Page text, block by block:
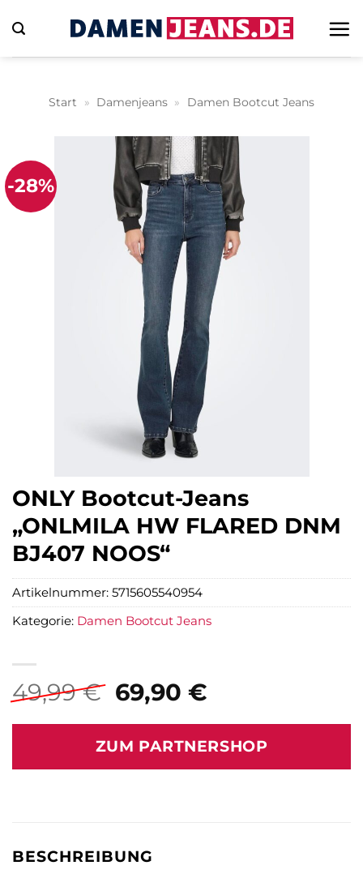
Inhalt
springen
Start » Damenjeans » Damen Bootcut Jeans
-28%
ONLY Bootcut-Jeans
„ONLMILA HW FLARED DNM
BJ407 NOOS“
49,99€ Ursprünglicher
Preis
war:
49,99 €
69,90 €Aktueller
ist:
69,90 €.
ZUM PARTNERSHOP
Artikelnummer: 5715605540954
Kategorie: Damen Bootcut Jeans
BESCHREIBUNG